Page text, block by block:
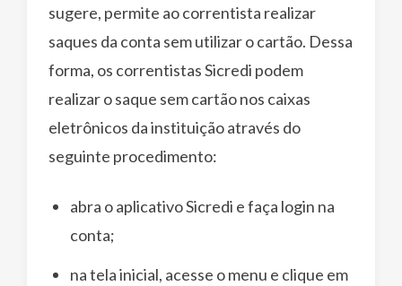
sugere, permite ao correntista realizar
saques da conta sem utilizar o cartão. Dessa
forma, os correntistas Sicredi podem
realizar o saque sem cartão nos caixas
eletrônicos da instituição através do
seguinte procedimento:
abra o aplicativo Sicredi e faça login na
conta;
na tela inicial, acesse o menu e clique em